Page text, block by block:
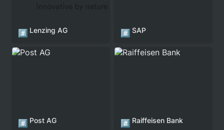
#️⃣ Lenzing AG #️⃣ SAP
Post AG
#️⃣ Post AG
Raiffeisen Bank
#️⃣ Raiffeisen Bank